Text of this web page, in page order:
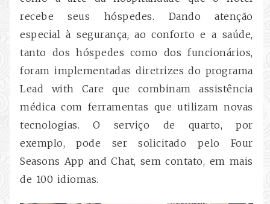
recebe seus hóspedes. Dando atenção
especial à segurança, ao conforto e a saúde,
tanto dos hóspedes como dos funcionários,
foram implementadas diretrizes do programa
Lead with Care que combinam assistência
médica com ferramentas que utilizam novas
tecnologias. O serviço de quarto, por
exemplo, pode ser solicitado pelo Four
Seasons App and Chat, sem contato, em mais
de 100 idiomas.